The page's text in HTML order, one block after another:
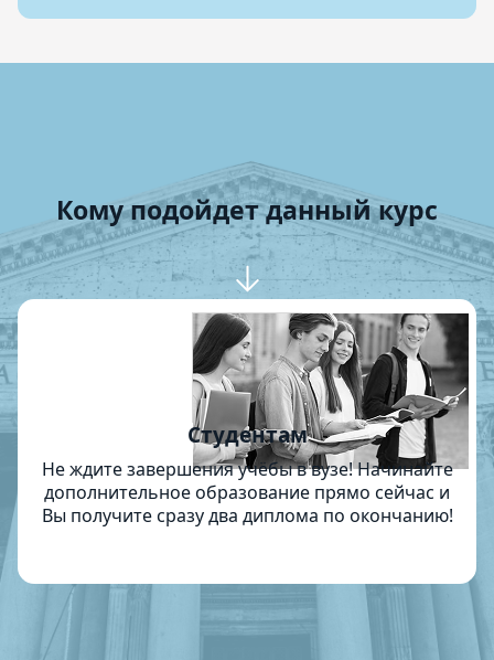
Кому подойдет данный курс
Студентам
Не ждите завершения учёбы в вузе! Начинайте
дополнительное образование прямо сейчас и
Вы получите сразу два диплома по окончанию!